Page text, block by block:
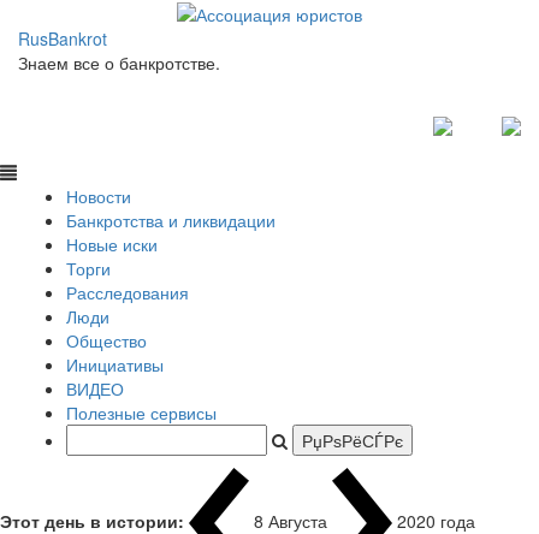
RusBankrot
Знаем все о банкротстве.
Новости
Банкротства и ликвидации
Новые иски
Торги
Расследования
Люди
Общество
Инициативы
ВИДЕО
Полезные сервисы
Этот день в истории: 8 Августа 1937 года